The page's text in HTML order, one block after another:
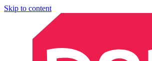
Skip to content